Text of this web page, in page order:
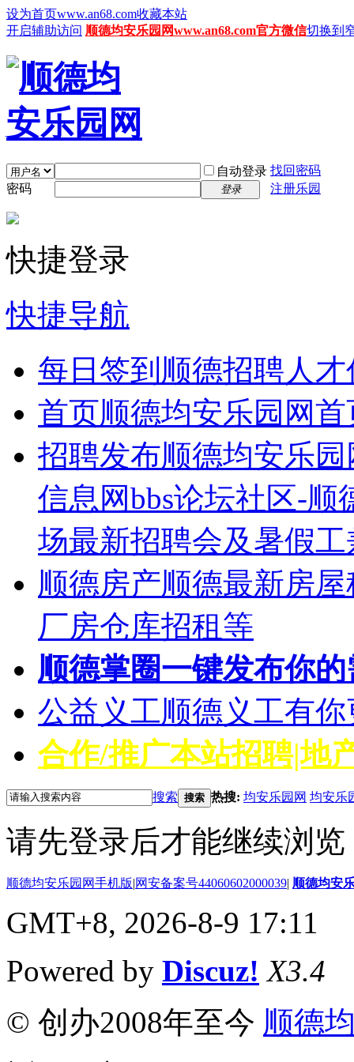
设为首页www.an68.com收藏本站
开启辅助访问 顺德均安乐园网www.an68.com官方微信切换到
自动登录 找回密码
密码
登录 注册乐园
快捷登录
快捷导航
每日签到 顺德招聘人
首页顺德均安乐园网首
招聘发布顺德均安乐
信息网bbs论坛社区-
场最新招聘会及暑假
顺德房产顺德最新房
厂房仓库招租等
顺德掌圈一键发布你
公益义工顺德义工有
合作/推广本站招聘|地
搜索 搜索 热搜: 均安乐园网 均安乐
请先登录后才能继续浏览
顺德均安乐园网手机版|网安备案号44060602000039| 顺德均安
GMT+8, 2026-8-9 17:11
Powered by Discuz! X3.4
© 创办2008年至今 顺德